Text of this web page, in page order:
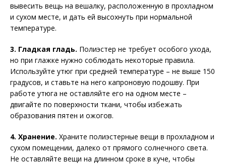
вывесить вещь на вешалку, расположенную в прохладном
и сухом месте, и дать ей высохнуть при нормальной
температуре.
3. Гладкая гладь. Полиэстер не требует особого ухода,
но при глажке нужно соблюдать некоторые правила.
Используйте утюг при средней температуре – не выше 150
градусов, и ставьте на него капроновую подошву. При
работе утюга не оставляйте его на одном месте –
двигайте по поверхности ткани, чтобы избежать
образования пятен и ожогов.
4. Хранение. Храните полиэстерные вещи в прохладном и
сухом помещении, далеко от прямого солнечного света.
Не оставляйте вещи на длинном сроке в куче, чтобы